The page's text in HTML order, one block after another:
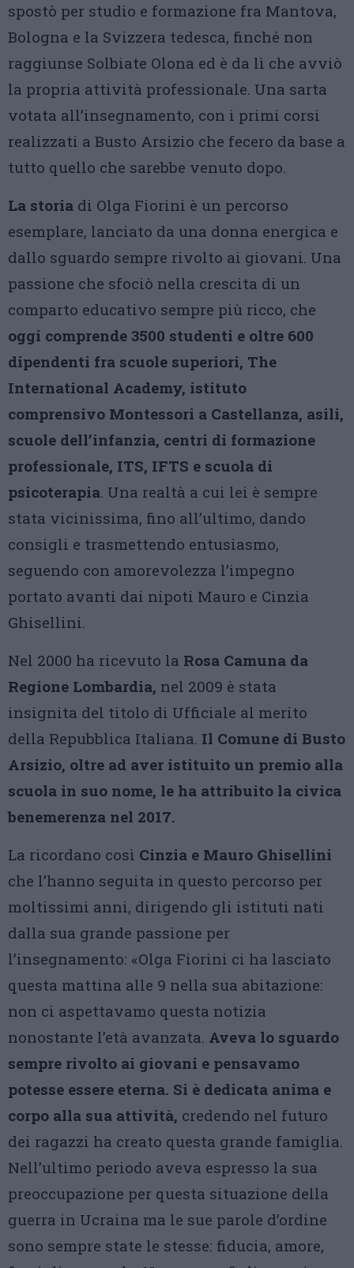
spostò per studio e formazione fra Mantova,
Bologna e la Svizzera tedesca, finché non
raggiunse Solbiate Olona ed è da lì che avviò
la propria attività professionale. Una sarta
votata all’insegnamento, con i primi corsi
realizzati a Busto Arsizio che fecero da base a
tutto quello che sarebbe venuto dopo.
La storia di Olga Fiorini è un percorso
esemplare, lanciato da una donna energica e
dallo sguardo sempre rivolto ai giovani. Una
passione che sfociò nella crescita di un
comparto educativo sempre più ricco, che
oggi comprende 3500 studenti e oltre 600
dipendenti fra scuole superiori, The
International Academy, istituto
comprensivo Montessori a Castellanza, asili,
scuole dell’infanzia, centri di formazione
professionale, ITS, IFTS e scuola di
psicoterapia. Una realtà a cui lei è sempre
stata vicinissima, fino all’ultimo, dando
consigli e trasmettendo entusiasmo,
seguendo con amorevolezza l’impegno
portato avanti dai nipoti Mauro e Cinzia
Ghisellini.
Nel 2000 ha ricevuto la Rosa Camuna da
Regione Lombardia, nel 2009 è stata
insignita del titolo di Ufficiale al merito
della Repubblica Italiana. Il Comune di Busto
Arsizio, oltre ad aver istituito un premio alla
scuola in suo nome, le ha attribuito la civica
benemerenza nel 2017.
La ricordano così Cinzia e Mauro Ghisellini
che l’hanno seguita in questo percorso per
moltissimi anni, dirigendo gli istituti nati
dalla sua grande passione per
l’insegnamento: «Olga Fiorini ci ha lasciato
questa mattina alle 9 nella sua abitazione:
non ci aspettavamo questa notizia
nonostante l’età avanzata. Aveva lo sguardo
sempre rivolto ai giovani e pensavamo
potesse essere eterna. Si è dedicata anima e
corpo alla sua attività, credendo nel futuro
dei ragazzi ha creato questa grande famiglia.
Nell’ultimo periodo aveva espresso la sua
preoccupazione per questa situazione della
guerra in Ucraina ma le sue parole d’ordine
sono sempre state le stesse: fiducia, amore,